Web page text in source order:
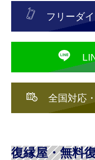
フリーダ
全国対応
復縁屋・無料